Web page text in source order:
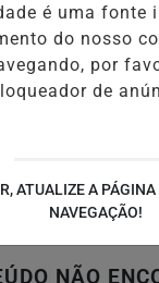
NÃO
é uma fonte
do nosso
por
de
ATUALIZE A
NAVEGAÇÃO!